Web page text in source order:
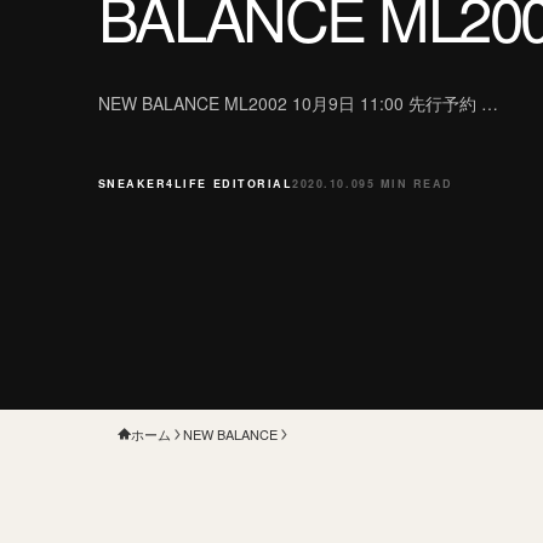
NEW BALANCE ML2002 10月9日 11:00 先行予約 …
SNEAKER4LIFE EDITORIAL2020.10.095 MIN READ
ホーム NEW BALANCE